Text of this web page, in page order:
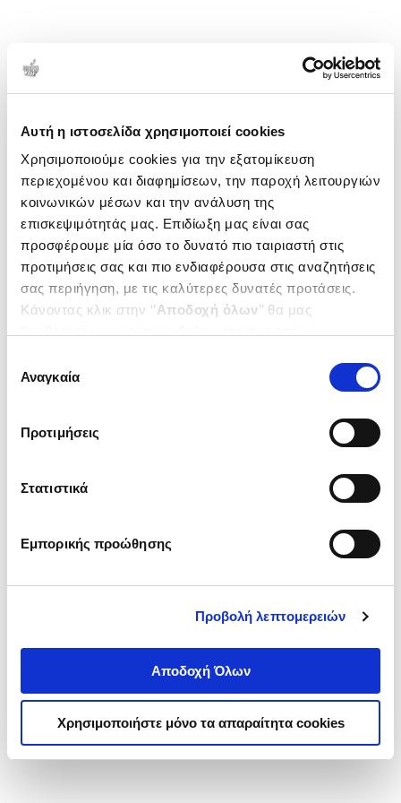
Αυτή η ιστοσελίδα χρησιμοποιεί cookies
Χρησιμοποιούμε cookies για την εξατομίκευση
περιεχομένου και διαφημίσεων, την παροχή λειτουργιών
κοινωνικών μέσων και την ανάλυση της
επισκεψιμότητάς μας. Επιδίωξη μας είναι σας
προσφέρουμε μία όσο το δυνατό πιο ταιριαστή στις
προτιμήσεις σας και πιο ενδιαφέρουσα στις αναζητήσεις
σας περιήγηση, με τις καλύτερες δυνατές προτάσεις.
Κάνοντας κλικ στην ‘’Αποδοχή όλων’’ θα μας
ενδιαφέρουν και να επιλέξετε από τα παρακάτω με την
΄΄και να ενημερωθείτε σχετικά με
συγκατάθεσης
Αναγκαία
Προτιμήσεις
Στατιστικά
Εμπορικής προώθησης
Προβολή λεπτομερειών
Αποδοχή Όλων
Χρησιμοποιήστε μόνο τα απαραίτητα cookies